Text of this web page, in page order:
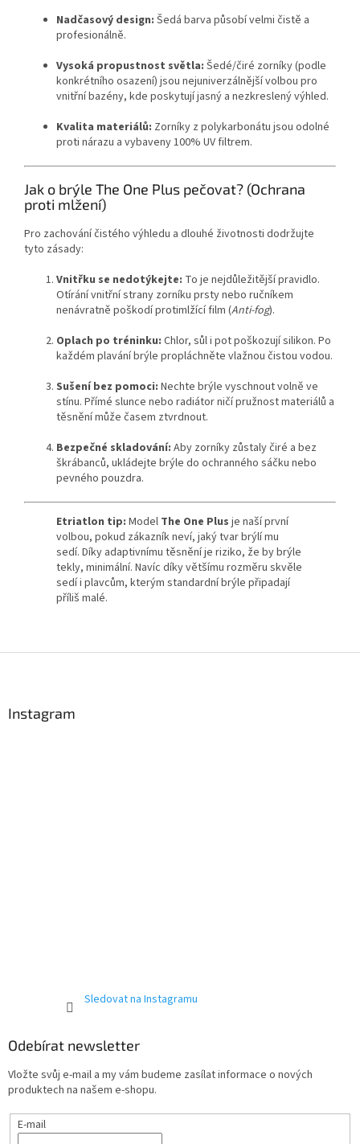
Nadčasový design: Šedá barva působí velmi čistě a
profesionálně.
Vysoká propustnost světla: Šedé/čiré zorníky (podle
konkrétního osazení) jsou nejuniverzálnější volbou pro
vnitřní bazény, kde poskytují jasný a nezkreslený výhled.
Kvalita materiálů: Zorníky z polykarbonátu jsou odolné
proti nárazu a vybaveny 100% UV filtrem.
Jak o brýle The One Plus pečovat? (Ochrana
proti mlžení)
Pro zachování čistého výhledu a dlouhé životnosti dodržujte
tyto zásady:
Vnitřku se nedotýkejte: To je nejdůležitější pravidlo.
Otírání vnitřní strany zorníku prsty nebo ručníkem
nenávratně poškodí protimlžící film (Anti-fog).
Oplach po tréninku: Chlor, sůl i pot poškozují silikon. Po
každém plavání brýle propláchněte vlažnou čistou vodou.
Sušení bez pomoci: Nechte brýle vyschnout volně ve
stínu. Přímé slunce nebo radiátor ničí pružnost materiálů a
těsnění může časem ztvrdnout.
Bezpečné skladování: Aby zorníky zůstaly čiré a bez
škrábanců, ukládejte brýle do ochranného sáčku nebo
pevného pouzdra.
Etriatlon tip: Model The One Plus je naší první
volbou, pokud zákazník neví, jaký tvar brýlí mu
sedí. Díky adaptivnímu těsnění je riziko, že by brýle
tekly, minimální. Navíc díky většímu rozměru skvěle
sedí i plavcům, kterým standardní brýle připadají
příliš malé.
Instagram
Sledovat na Instagramu
Odebírat newsletter
Vložte svůj e-mail a my vám budeme zasílat informace o nových
produktech na našem e-shopu.
E-mail
Powered by chaterimo